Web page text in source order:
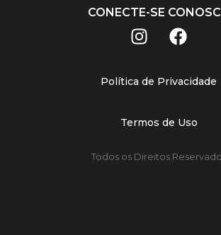
CONECTE-SE
Política de Privacidade
Termos de Uso
Todos os Direitos